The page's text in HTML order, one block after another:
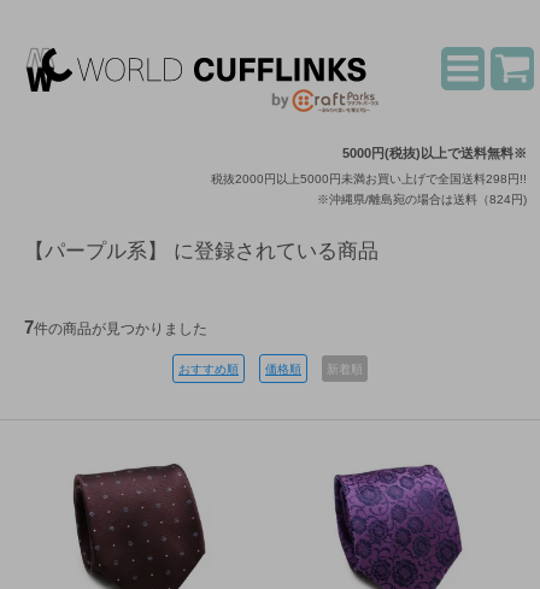
5000円(税抜)以上で送料無料※
税抜2000円以上5000円未満お買い上げで全国送料298円!!
※沖縄県/離島宛の場合は送料（824円)
【パープル系】 に登録されている商品
7件の商品が見つかりました
おすすめ順 価格順 新着順